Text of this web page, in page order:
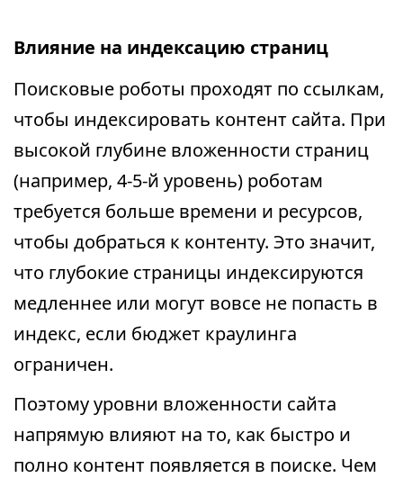
Влияние на индексацию страниц
Поисковые роботы проходят по ссылкам,
чтобы индексировать контент сайта. При
высокой глубине вложенности страниц
(например, 4-5-й уровень) роботам
требуется больше времени и ресурсов,
чтобы добраться к контенту. Это значит,
что глубокие страницы индексируются
медленнее или могут вовсе не попасть в
индекс, если бюджет краулинга
ограничен.
Поэтому уровни вложенности сайта
напрямую влияют на то, как быстро и
полно контент появляется в поиске. Чем